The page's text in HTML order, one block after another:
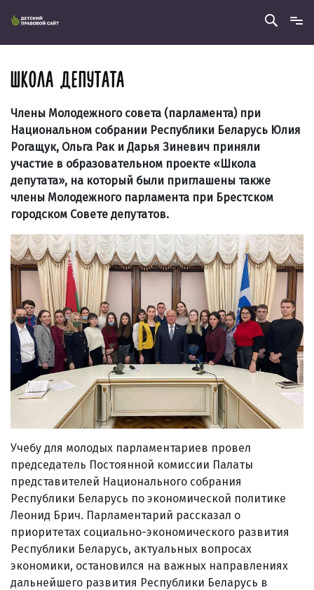
ШКОЛА ДЕПУТАТА
Члены Молодежного совета (парламента) при
Национальном собрании Республики Беларусь Юлия
Рогащук, Ольга Рак и Дарья Зиневич приняли
участие в образовательном проекте «Школа
депутата», на который были приглашены также
члены Молодежного парламента при Брестском
городском Совете депутатов.
Учебу для молодых парламентариев провел
председатель Постоянной комиссии Палаты
представителей Национального собрания
Республики Беларусь по экономической политике
Леонид Брич. Парламентарий рассказал о
приоритетах социально-экономического развития
Республики Беларусь, актуальных вопросах
экономики, остановился на важных направлениях
дальнейшего развития Республики Беларусь в